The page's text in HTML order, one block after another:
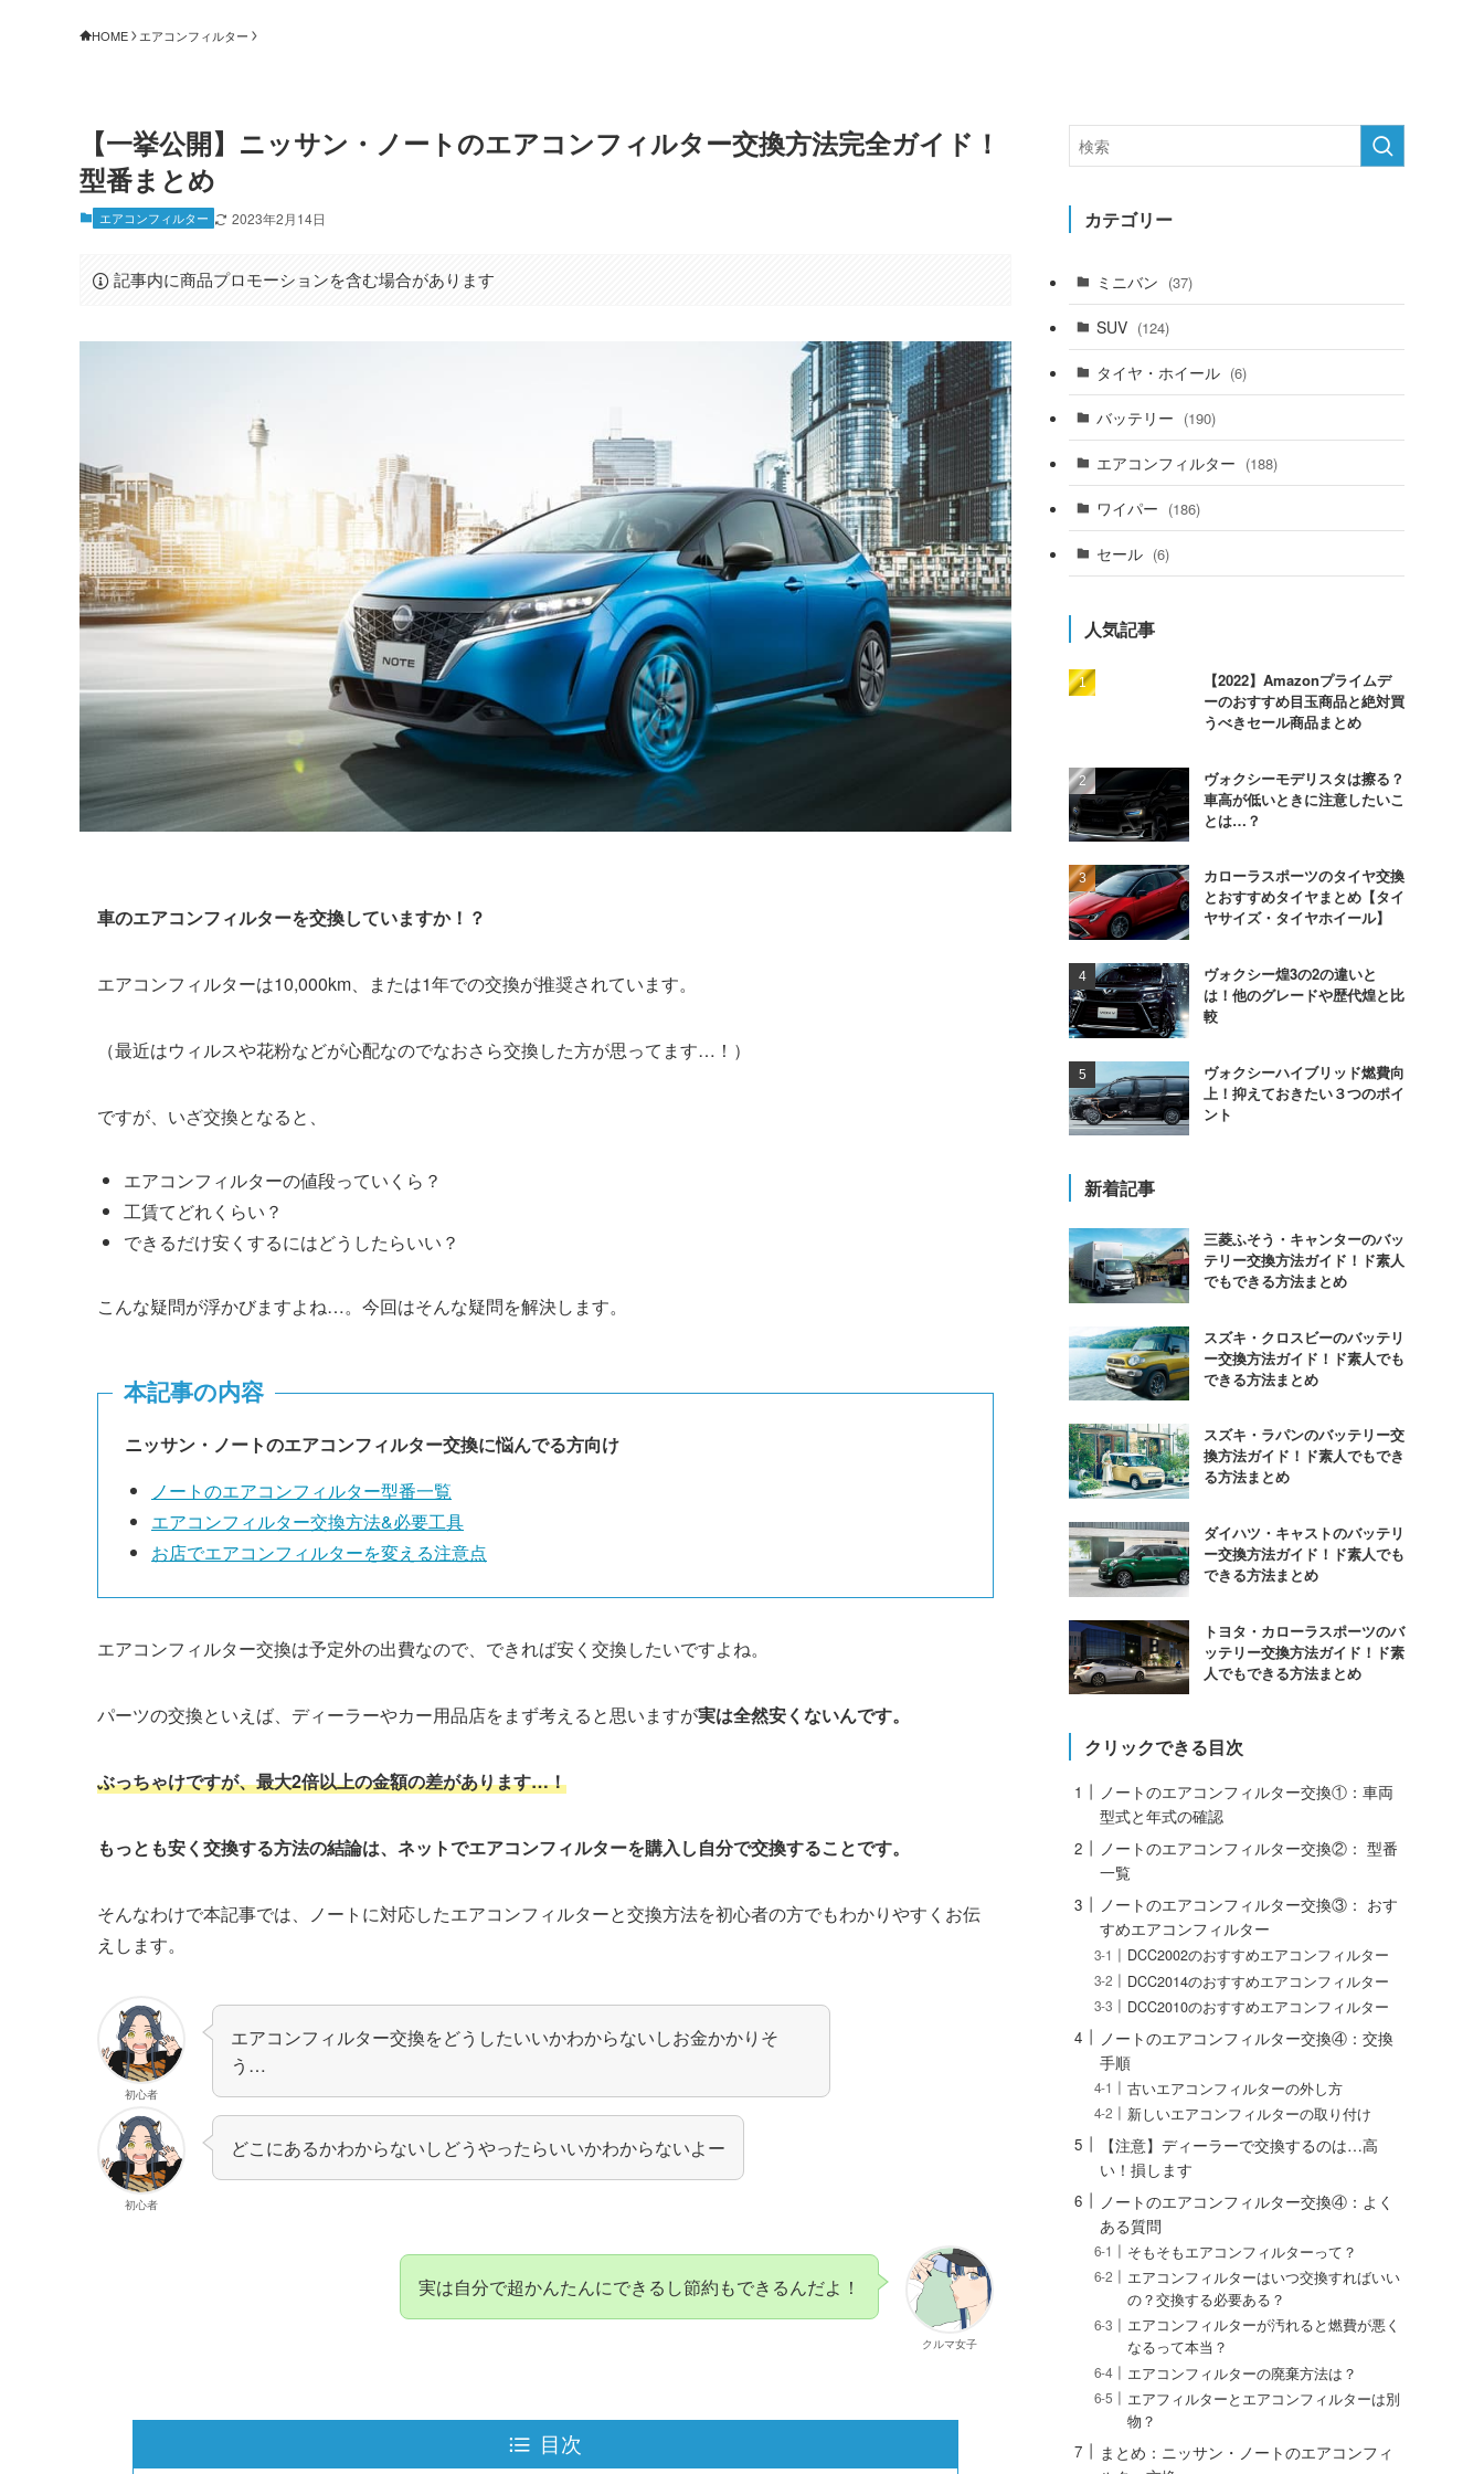
HOME エアコンフィルター
【一挙公開】ニッサン・ノートのエアコンフィルター交換方法完全ガイド！
型番まとめ
エアコンフィルター 2023年2月14日
記事内に商品プロモーションを含む場合があります
車のエアコンフィルターを交換していますか！？
エアコンフィルターは10,000km、または1年での交換が推奨されています。
（最近はウィルスや花粉などが心配なのでなおさら交換した方が思ってます…！）
ですが、いざ交換となると、
エアコンフィルターの値段っていくら？
工賃てどれくらい？
できるだけ安くするにはどうしたらいい？
こんな疑問が浮かびますよね…。今回はそんな疑問を解決します。
本記事の内容
ニッサン・ ノートのエアコンフィルター交換に悩んでる方向け
ノートのエアコンフィルター型番一覧
エアコンフィルター交換方法&必要工具
お店でエアコンフィルターを変える注意点
エアコンフィルター交換は予定外の出費なので、できれば安く交換したいですよね。
パーツの交換といえば、ディーラーやカー用品店をまず考えると思いますが実は全然安くないんです。
ぶっちゃけですが、最大2倍以上の金額の差があります…！
もっとも安く交換する方法の結論は、ネットでエアコンフィルターを購入し自分で交換することです。
そんなわけで本記事では、 ノート に対応したエアコンフィルターと交換方法を初心者の方でもわかりやすくお伝
えします。
初心者
エアコンフィルター交換をどうしたいいかわからないしお金かかりそ
う…
初心者
どこにあるかわからないしどうやったらいいかわからないよー
クルマ女子
実は自分で超かんたんにできるし節約もできるんだよ！
目次
カテゴリー
ミニバン (37)
SUV (124)
タイヤ・ホイール (6)
バッテリー (190)
エアコンフィルター (188)
ワイパー (186)
セール (6)
人気記事
【2022】Amazonプライムデ
ーのおすすめ目玉商品と絶対買
うべきセール商品まとめ
ヴォクシーモデリスタは擦る？
車高が低いときに注意したいこ
とは…？
カローラスポーツのタイヤ交換
とおすすめタイヤまとめ【タイ
ヤサイズ・タイヤホイール】
ヴォクシー煌3の2の違いと
は！他のグレードや歴代煌と比
較
ヴォクシーハイブリッド燃費向
上！抑えておきたい３つのポイ
ント
新着記事
三菱ふそう・キャンターのバッ
テリー交換方法ガイド！ド素人
でもできる方法まとめ
スズキ・クロスビーのバッテリ
ー交換方法ガイド！ド素人でも
できる方法まとめ
スズキ・ラパンのバッテリー交
換方法ガイド！ド素人でもでき
る方法まとめ
ダイハツ・キャストのバッテリ
ー交換方法ガイド！ド素人でも
できる方法まとめ
トヨタ・カローラスポーツのバ
ッテリー交換方法ガイド！ド素
人でもできる方法まとめ
クリックできる目次
ノートのエアコンフィルター交換①：車両
型式と年式の確認
ノートのエアコンフィルター交換②： 型番
一覧
ノートのエアコンフィルター交換③： おす
すめエアコンフィルター
DCC2002のおすすめエアコンフィルター
DCC2014のおすすめエアコンフィルター
DCC2010のおすすめエアコンフィルター
ノートのエアコンフィルター交換④：交換
手順
古いエアコンフィルターの外し方
新しいエアコンフィルターの取り付け
【注意】ディーラーで交換するのは…高
い！損します
ノートのエアコンフィルター交換④：よく
ある質問
そもそもエアコンフィルターって？
エアコンフィルターはいつ交換すればいい
の？交換する必要ある？
エアコンフィルターが汚れると燃費が悪く
なるって本当？
エアコンフィルターの廃棄方法は？
エアフィルターとエアコンフィルターは別
物？
まとめ：ニッサン・ノートのエアコンフィ